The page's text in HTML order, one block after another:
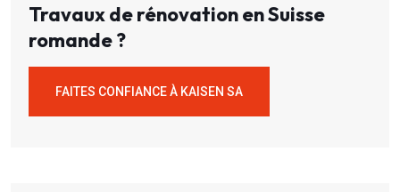
Travaux de rénovation en Suisse
romande ?
FAITES CONFIANCE À KAISEN SA